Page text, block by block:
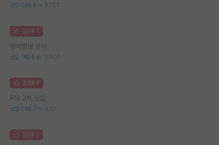
0 6 8727
김GPT
양자정보 분야
1 6 15601
김GPT
P대 2차 모집
0 7 930
김GPT